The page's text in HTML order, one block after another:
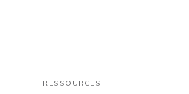
RESSOURCES